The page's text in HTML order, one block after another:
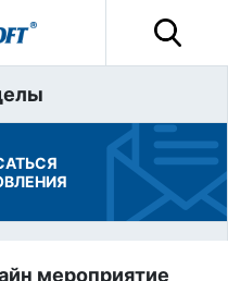
мероприятие